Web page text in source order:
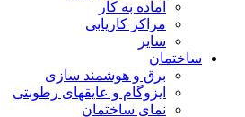
آماده به کار
مراکز کاریابی
سایر
ساختمان
برق و هوشمند سازی
ایزوگام و عایقهای رطوبتی
نمای ساختمان